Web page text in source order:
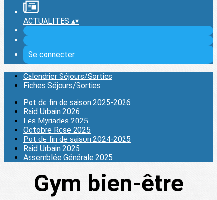
ACTUALITES ▴▾
Se connecter
Calendrier Séjours/Sorties
Fiches Séjours/Sorties
Pot de fin de saison 2025-2026
Raid Urbain 2026
Les Myriades 2025
Octobre Rose 2025
Pot de fin de saison 2024-2025
Raid Urbain 2025
Assemblée Générale 2025
Gym bien-être